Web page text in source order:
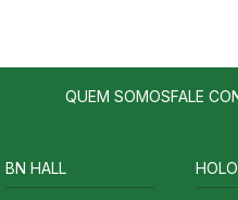
QUEM SOMOSFALE
BN HALL